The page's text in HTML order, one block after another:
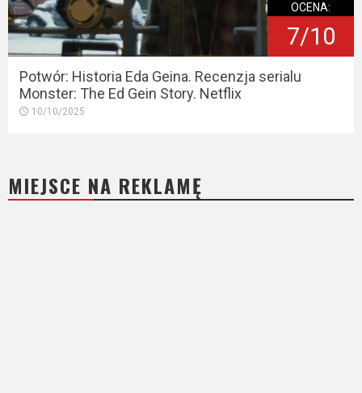
OCENA:
7/10
Potwór: Historia Eda Geina. Recenzja serialu
Monster: The Ed Gein Story. Netflix
10/10/2025
MIEJSCE NA REKLAMĘ